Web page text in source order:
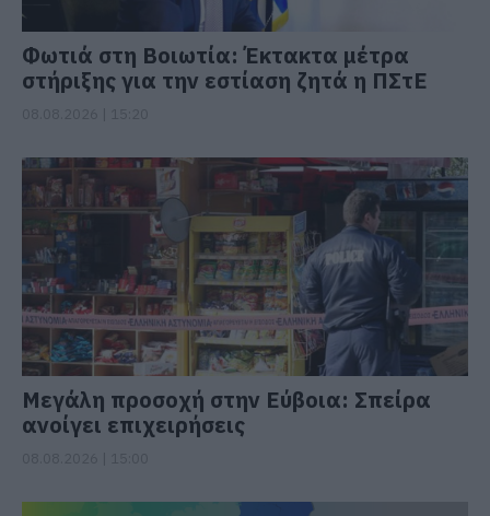
Φωτιά στη Βοιωτία: Έκτακτα μέτρα
στήριξης για την εστίαση ζητά η ΠΣτΕ
Μεγάλη προσοχή στην Εύβοια: Σπείρα
ανοίγει επιχειρήσεις